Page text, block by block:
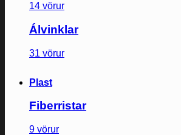
14 vörur
Álvinklar
31 vörur
Plast
Fiberristar
9 vörur